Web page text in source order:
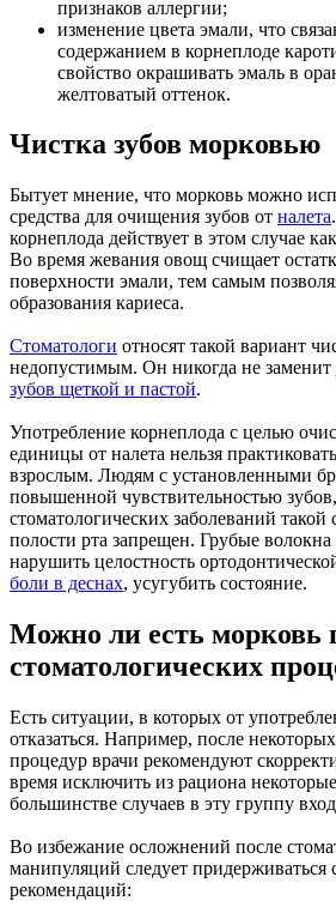
признаков аллергии;
изменение цвета эмали, что
содержанием в корнеплоде
свойство окрашивать эмаль в
желтоватый оттенок.
Чистка зубов морковью
Бытует мнение, что морковь можно
средства для очищения зубов от налета
корнеплода действует в этом случае
Во время жевания овощ счищает
поверхности эмали, тем самым
образования кариеса.
Стоматологи относят такой вариант
недопустимым. Он никогда не заменит
зубов щеткой и пастой.
Употребление корнеплода с целью
единицы от налета нельзя
взрослым. Людям с установленными
повышенной чувствительностью
стоматологических заболеваний такой
полости рта запрещен. Грубые
нарушить целостность
боли в деснах, усугубить состояние.
Можно ли есть морковь
стоматологических
Есть ситуации, в которых от
отказаться. Например, после
процедур врачи рекомендуют
время исключить из рациона
большинстве случаев в эту группу
Во избежание осложнений после
манипуляций следует
рекомендаций: